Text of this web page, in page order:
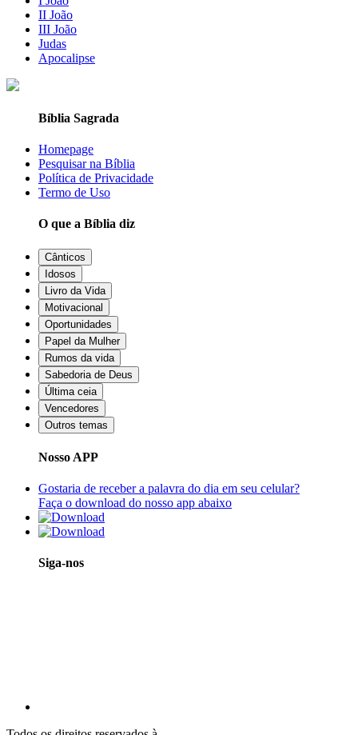
II João
III João
Judas
Apocalipse
Bíblia Sagrada
Homepage
Pesquisar na Bíblia
Política de Privacidade
Termo de Uso
O que a Bíblia diz
Cânticos
Idosos
Livro da Vida
Motivacional
Oportunidades
Papel da Mulher
Rumos da vida
Sabedoria de Deus
Última ceia
Vencedores
Outros temas
Nosso APP
Gostaria de receber a palavra do dia em seu celular?
Faça o download do nosso app abaixo
Siga-nos